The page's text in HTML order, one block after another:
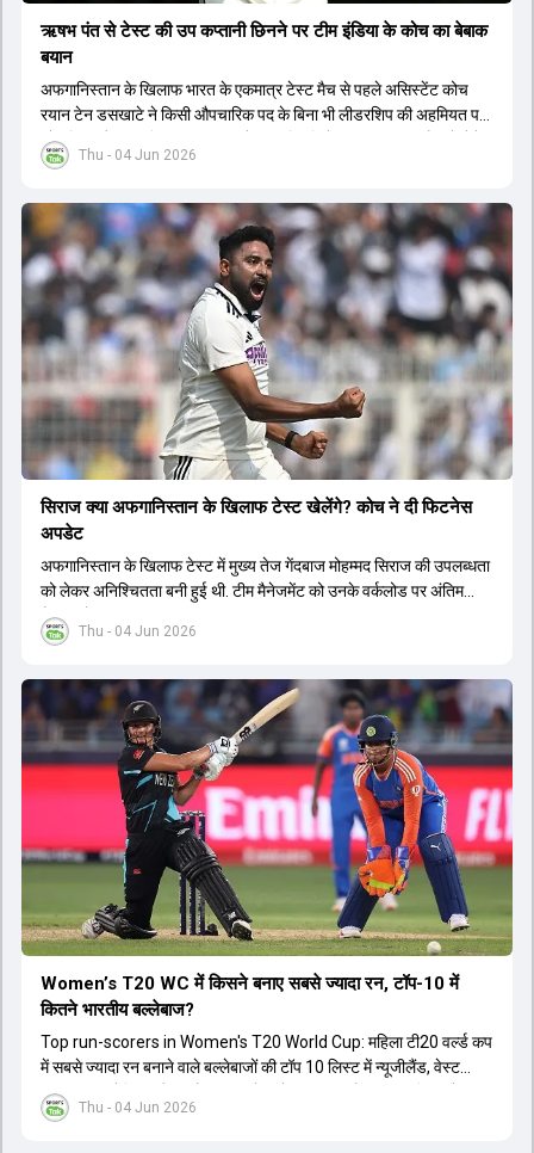
Thu - 04 Jun 2026
ऋषभ पंत से टेस्ट की उप कप्तानी छिनने पर टीम इंडिया के कोच का बेबाक
बयान
अफगानिस्तान के खिलाफ भारत के एकमात्र टेस्ट मैच से पहले असिस्टेंट कोच
रयान टेन डसखाटे ने किसी औपचारिक पद के बिना भी लीडरशिप की अहमियत पर
जोर दिया और कहा कि पंत का ध्यान खेल की स्थिति के आधार पर सही फैसले लेने
पर होना चाहिए.
Thu - 04 Jun 2026
सिराज क्या अफगान‍िस्तान के ख‍िलाफ टेस्ट खेलेंगे? कोच ने दी फिटनेस
अपडेट
अफगान‍िस्तान के ख‍िलाफ टेस्ट में मुख्य तेज गेंदबाज मोहम्मद सिराज की उपलब्धता
को लेकर अनिश्चितता बनी हुई थी. टीम मैनेजमेंट को उनके वर्कलोड पर अंतिम
फैसला लेना था.
Thu - 04 Jun 2026
Women’s T20 WC में किसने बनाए सबसे ज्यादा रन, टॉप-10 में
कितने भारतीय बल्लेबाज?
Top run-scorers in Women's T20 World Cup: महिला टी20 वर्ल्ड कप
में सबसे ज्यादा रन बनाने वाले बल्लेबाजों की टॉप 10 लिस्ट में न्यूजीलैंड, वेस्ट
इंडीज, ऑस्ट्रेलिया और इंग्लैंड की बल्लेबाजों का दबदबा है. टॉप 10 लिस्ट में तीन
ऑस्ट्रेलियाई खिलाड़ी शामिल हैं. न्यूजीलैंड की दो और वेस्ट इंडीज की दो खिलाड़ी